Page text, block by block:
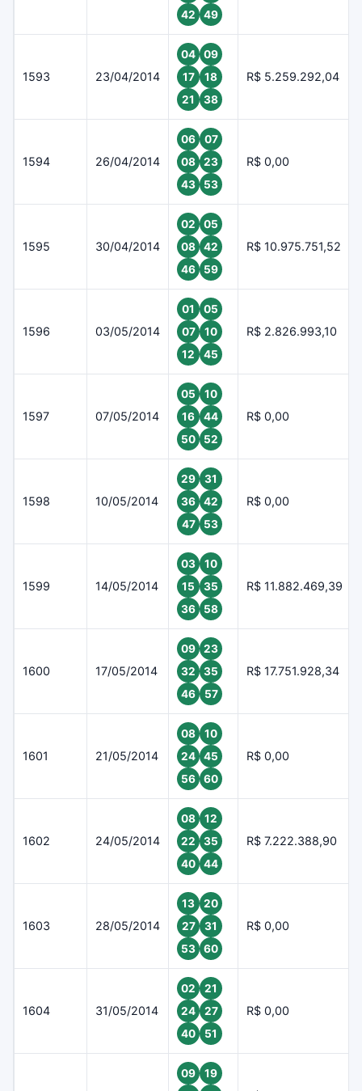
42
49
1593 23/04/2014
04
09
17
18
21
38
R$ 5.259.292,04
1594 26/04/2014
06
07
08
23
43
53
R$ 0,00
1595 30/04/2014
02
05
08
42
46
59
R$ 10.975.751,52
1596 03/05/2014
01
05
07
10
12
45
R$ 2.826.993,10
1597 07/05/2014
05
10
16
44
50
52
R$ 0,00
1598 10/05/2014
29
31
36
42
47
53
R$ 0,00
1599 14/05/2014
03
10
15
35
36
58
R$ 11.882.469,39
1600 17/05/2014
09
23
32
35
46
57
R$ 17.751.928,34
1601 21/05/2014
08
10
24
45
56
60
R$ 0,00
1602 24/05/2014
08
12
22
35
40
44
R$ 7.222.388,90
1603 28/05/2014
13
20
27
31
53
60
R$ 0,00
1604 31/05/2014
02
21
24
27
40
51
R$ 0,00
09
19